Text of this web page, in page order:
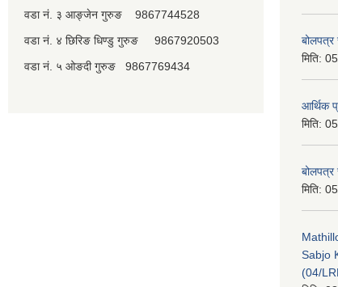
वडा नं. ३ आङ्जेन गुरुङ 9867744528
वडा नं. ४ छिरिङ धिण्डु गुरुङ 9867920503
वडा नं. ५ ओङदी गुरुङ 9867769434
मिति:
आर्थिक
मिति:
मिति:
Sabjo
(04/